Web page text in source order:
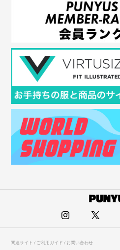
関連サイト / ご利用ガイド / お問い合わせ